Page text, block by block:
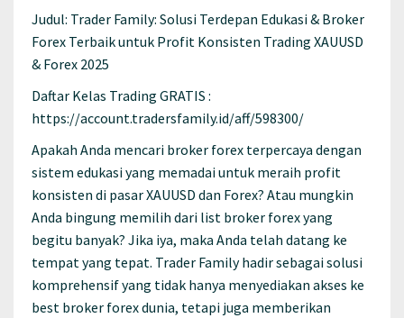
Judul: Trader Family: Solusi Terdepan Edukasi & Broker
Forex Terbaik untuk Profit Konsisten Trading XAUUSD
& Forex 2025
Daftar Kelas Trading GRATIS :
https://account.tradersfamily.id/aff/598300/
Apakah Anda mencari broker forex terpercaya dengan
sistem edukasi yang memadai untuk meraih profit
konsisten di pasar XAUUSD dan Forex? Atau mungkin
Anda bingung memilih dari list broker forex yang
begitu banyak? Jika iya, maka Anda telah datang ke
tempat yang tepat. Trader Family hadir sebagai solusi
komprehensif yang tidak hanya menyediakan akses ke
best broker forex dunia, tetapi juga memberikan